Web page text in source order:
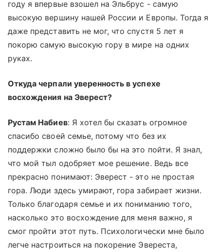
году я впервые взошел на Эльбрус - самую
высокую вершину нашей России и Европы. Тогда я
даже представить не мог, что спустя 5 лет я
покорю самую высокую гору в мире на одних
руках.
Откуда черпали уверенность в успехе
восхождения на Эверест?
Рустам Набиев: Я хотел бы сказать огромное
спасибо своей семье, потому что без их
поддержки сложно было бы на это пойти. Я знал,
что мой тыл одобряет мое решение. Ведь все
прекрасно понимают: Эверест - это не простая
гора. Люди здесь умирают, гора забирает жизни.
Только благодаря семье и их пониманию того,
насколько это восхождение для меня важно, я
смог пройти этот путь. Психологически мне было
легче настроиться на покорение Эвереста,